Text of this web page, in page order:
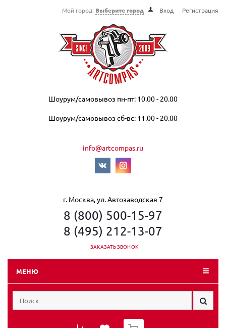
Мой город: Выберите город Вход Регистрация
Шоурум/самовывоз пн-пт: 10.00 - 20.00
Шоурум/самовывоз сб-вс: 11.00 - 20.00
info@artcompas.ru
г. Москва, ул. Автозаводская 7
8 (800) 500-15-97
8 (495) 212-13-07
ЗАКАЗАТЬ ЗВОНОК
МЕНЮ
0